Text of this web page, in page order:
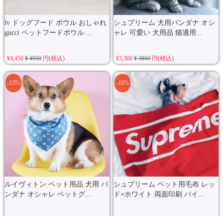
lv ドッグフード ボウル おしゃれ
gucci ペットフードボウル ...
¥4,450 ¥ 4950円(税込)
シュプリーム 犬用バンダナ オシ
ャレ 可愛い 犬用品 猫適用...
¥3,360¥ 3860円(税込)
ルイヴィトン ペット用品 犬用 バ
ンダナ オシャレ ペットグ...
-13%
シュプリーム ペット用毛布 レッ
ド×ホワイト 両面印刷 バイ...
-10%